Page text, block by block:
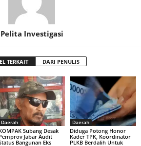
Pelita Investigasi
TERKAIT DARI PENULIS
Daerah
Subang Desak
Jabar Audit
Bangunan Eks
Daerah
Diduga Potong Honor
Kader TPK, Koordinator
PLKB Berdalih Untuk